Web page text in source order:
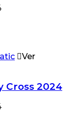
Ver
Cross 2024